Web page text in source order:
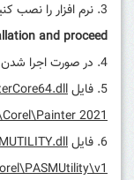
نرم افزار را نصب
and proceed
در صورت اجرا شدن
فایل
2021
فایل